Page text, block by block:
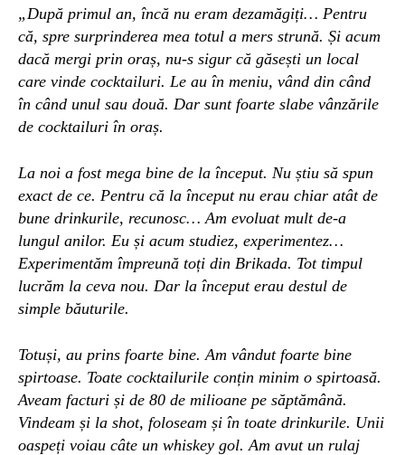
„După primul an, încă nu eram dezamăgiți… Pentru
că, spre surprinderea mea totul a mers strună. Și acum
dacă mergi prin oraș, nu-s sigur că găsești un local
care vinde cocktailuri. Le au în meniu, vând din când
în când unul sau două. Dar sunt foarte slabe vânzările
de cocktailuri în oraș.
La noi a fost mega bine de la început. Nu știu să spun
exact de ce. Pentru că la început nu erau chiar atât de
bune drinkurile, recunosc… Am evoluat mult de-a
lungul anilor. Eu și acum studiez, experimentez…
Experimentăm împreună toți din Brikada. Tot timpul
lucrăm la ceva nou. Dar la început erau destul de
simple băuturile.
Totuși, au prins foarte bine. Am vândut foarte bine
spirtoase. Toate cocktailurile conțin minim o spirtoasă.
Aveam facturi și de 80 de milioane pe săptămână.
Vindeam și la shot, foloseam și în toate drinkurile. Unii
oaspeți voiau câte un whiskey gol. Am avut un rulaj